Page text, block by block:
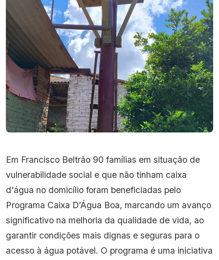
Em Francisco Beltrão 90 famílias em situação de
vulnerabilidade social e que não tinham caixa
d'água no domicílio foram beneficiadas pelo
Programa Caixa D’Água Boa, marcando um avanço
significativo na melhoria da qualidade de vida, ao
garantir condições mais dignas e seguras para o
acesso à água potável. O programa é uma iniciativa